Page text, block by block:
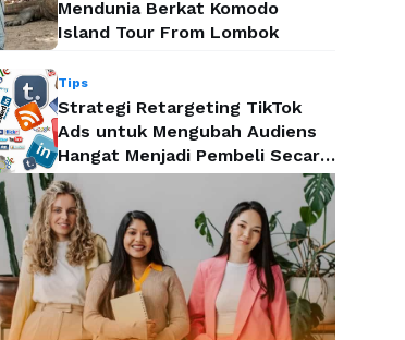
Mendunia Berkat Komodo
Island Tour From Lombok
Tips
Strategi Retargeting TikTok
Ads untuk Mengubah Audiens
Hangat Menjadi Pembeli Secara
Efektif